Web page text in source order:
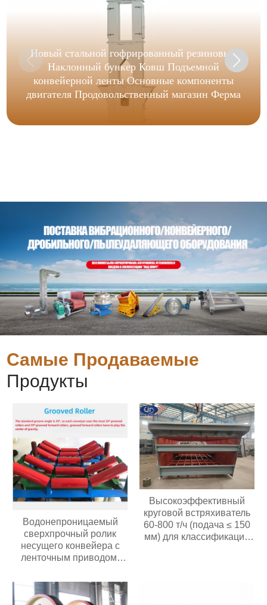
Новый стальной гофрированный резиновый
Наклонный бункер Ковш Подъемной
конвейерной ленты Основные компоненты
двигателя Продовольственный магазин Ферма
Самые Продаваемые
Продукты
Водонепроницаемый
сверхпрочный ролик
несущего конвейера с
ленточным приводом,
полиуретановый/
резиновый ролик
Высокоэффективный
круговой встряхиватель
60-800 т/ч (подача ≤ 150
мм) для классификации